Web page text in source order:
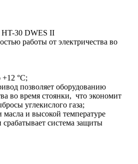
HT-30 DWES II
работы от электричества во
°C;
позволяет оборудованию
во время стоянки, что экономит
углекислого газа;
и высокой температуре
система защиты